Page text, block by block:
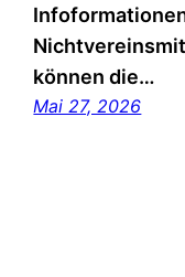
können die…
Mai 27, 2026